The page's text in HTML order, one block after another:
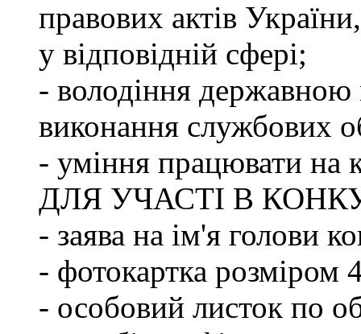
правових актів
у відповідній сфері;
- володіння державною
виконання службових
- уміння працювати на
ДЛЯ УЧАСТІ В
- заява на ім'я голови
- фотокартка розміром
- особовий листок по